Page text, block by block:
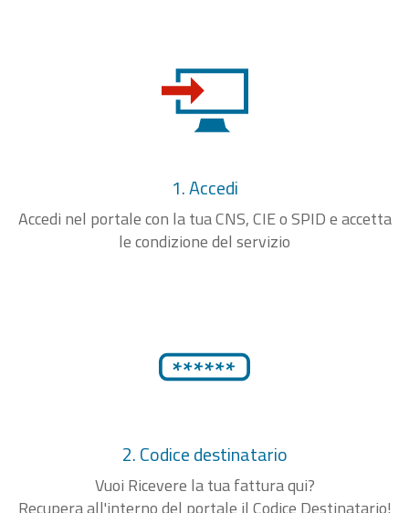
1. Accedi
Accedi nel portale con la tua CNS, CIE o SPID e accetta
le condizione del servizio
2. Codice destinatario
Vuoi Ricevere la tua fattura qui?
Recupera all'interno del portale il Codice Destinatario!